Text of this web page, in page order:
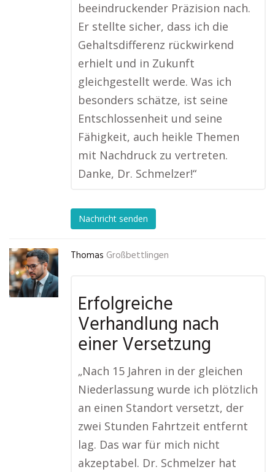
beeindruckender Präzision nach.
Er stellte sicher, dass ich die
Gehaltsdifferenz rückwirkend
erhielt und in Zukunft
gleichgestellt werde. Was ich
besonders schätze, ist seine
Entschlossenheit und seine
Fähigkeit, auch heikle Themen
mit Nachdruck zu vertreten.
Danke, Dr. Schmelzer!“
Nachricht senden
Thomas Großbettlingen
Erfolgreiche
Verhandlung nach
einer Versetzung
„Nach 15 Jahren in der gleichen
Niederlassung wurde ich plötzlich
an einen Standort versetzt, der
zwei Stunden Fahrtzeit entfernt
lag. Das war für mich nicht
akzeptabel. Dr. Schmelzer hat